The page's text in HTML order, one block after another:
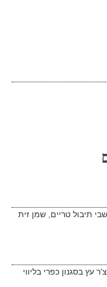
תיבול טריים, שמן זית
עץ בסגנון כפרי בליווי